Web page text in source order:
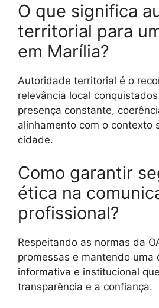
O que significa
territorial para
em Marília?
Autoridade territorial é o
relevância local
presença constante,
alinhamento com o contexto
cidade.
Como garantir
ética na
profissional?
Respeitando as normas da
promessas e mantendo uma
informativa e institucional
transparência e a confiança.